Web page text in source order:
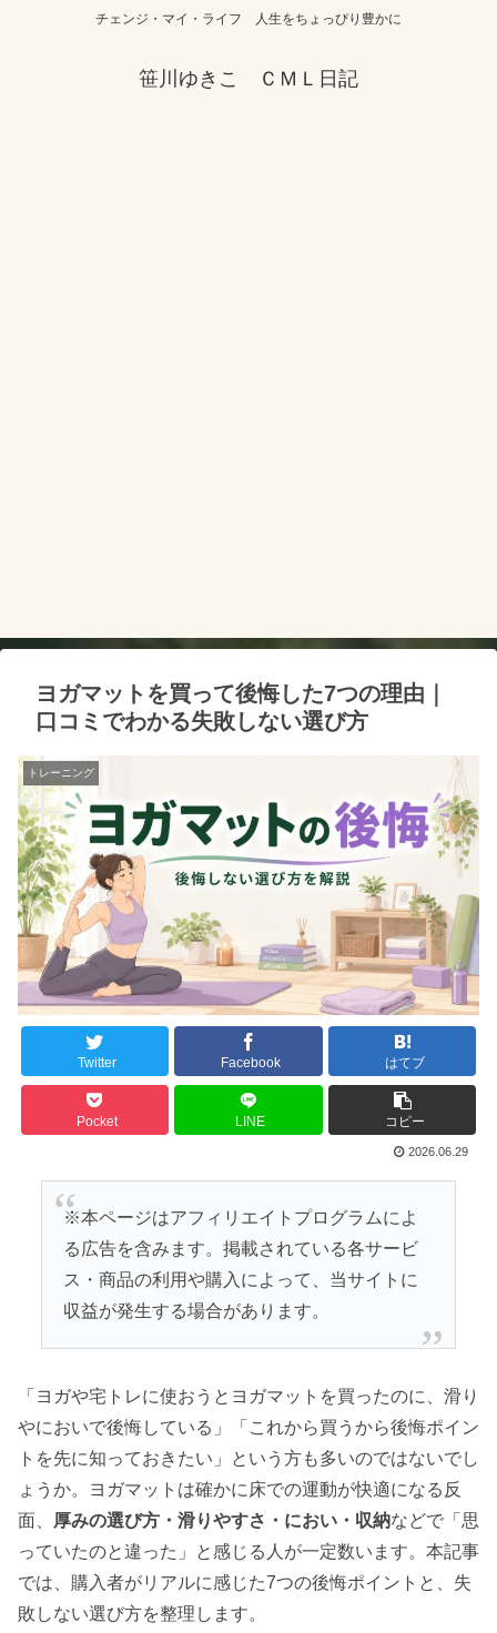
チェンジ・マイ・ライフ 人生をちょっぴり豊かに
笹川ゆきこ ＣＭＬ日記
ヨガマットを買って後悔した7つの理由｜
口コミでわかる失敗しない選び方
トレーニング
Twitter Facebook はてブ
Pocket LINE コピー
2026.06.29
※本ページはアフィリエイトプログラムによ
る広告を含みます。掲載されている各サービ
ス・商品の利用や購入によって、当サイトに
収益が発生する場合があります。
「ヨガや宅トレに使おうとヨガマットを買ったのに、滑り
やにおいで後悔している」「これから買うから後悔ポイン
トを先に知っておきたい」という方も多いのではないでし
ょうか。ヨガマットは確かに床での運動が快適になる反
面、
厚みの選び方・滑りやすさ・におい・収納などで「思
っていたのと違った」と感じる人が一定数います。本記事
では、購入者がリアルに感じた7つの後悔ポイントと、失
敗しない選び方を整理します。